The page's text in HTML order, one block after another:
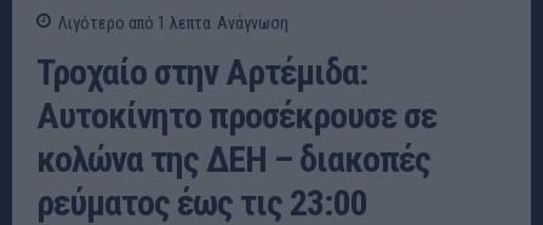
Λιγότερο από 1 λεπτα Ανάγνωση
Τροχαίο στην Αρτέμιδα:
Αυτοκίνητο προσέκρουσε σε
κολώνα της ΔΕΗ – διακοπές
ρεύματος έως τις 23:00